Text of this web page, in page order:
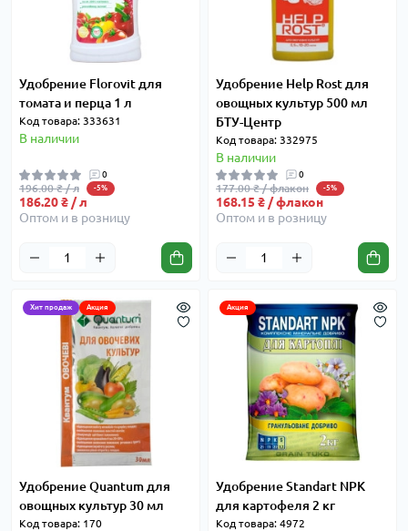
Удобрение Florovit для
томата и перца 1 л
Код товара: 333631
В наличии
0
196.00 ₴ / л -5%
186.20 ₴ / л
Оптом и в розницу
Удобрение Help Rost для
овощных культур 500 мл
БТУ-Центр
Код товара: 332975
В наличии
0
177.00 ₴ / флакон -5%
168.15 ₴ / флакон
Оптом и в розницу
Хит продаж Акция
Удобрение Quantum для
овощных культур 30 мл
Код товара: 170
Акция
Удобрение Standart NPK
для картофеля 2 кг
Код товара: 4972